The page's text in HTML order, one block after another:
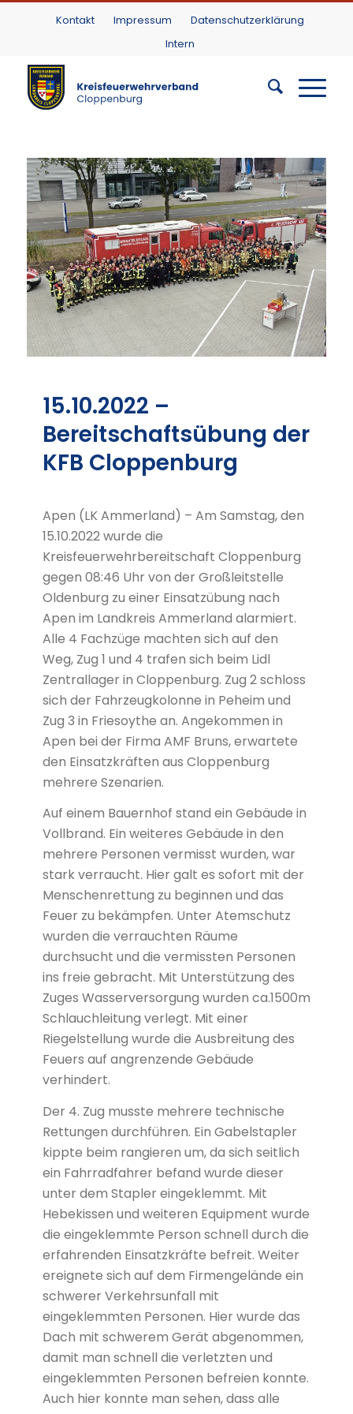
Kontakt Impressum
Datenschutzerklärung
Intern
15.10.2022 –
Bereitschaftsübung der
KFB Cloppenburg
Apen (LK Ammerland) – Am Samstag, den
15.10.2022 wurde die
Kreisfeuerwehrbereitschaft Cloppenburg
gegen 08:46 Uhr von der Großleitstelle
Oldenburg zu einer Einsatzübung nach
Apen im Landkreis Ammerland alarmiert.
Alle 4 Fachzüge machten sich auf den
Weg, Zug 1 und 4 trafen sich beim Lidl
Zentrallager in Cloppenburg. Zug 2 schloss
sich der Fahrzeugkolonne in Peheim und
Zug 3 in Friesoythe an. Angekommen in
Apen bei der Firma AMF Bruns, erwartete
den Einsatzkräften aus Cloppenburg
mehrere Szenarien.
Auf einem Bauernhof stand ein Gebäude in
Vollbrand. Ein weiteres Gebäude in den
mehrere Personen vermisst wurden, war
stark verraucht. Hier galt es sofort mit der
Menschenrettung zu beginnen und das
Feuer zu bekämpfen. Unter Atemschutz
wurden die verrauchten Räume
durchsucht und die vermissten Personen
ins freie gebracht. Mit Unterstützung des
Zuges Wasserversorgung wurden ca.1500m
Schlauchleitung verlegt. Mit einer
Riegelstellung wurde die Ausbreitung des
Feuers auf angrenzende Gebäude
verhindert.
Der 4. Zug musste mehrere technische
Rettungen durchführen. Ein Gabelstapler
kippte beim rangieren um, da sich seitlich
ein Fahrradfahrer befand wurde dieser
unter dem Stapler eingeklemmt. Mit
Hebekissen und weiteren Equipment wurde
die eingeklemmte Person schnell durch die
erfahrenden Einsatzkräfte befreit. Weiter
ereignete sich auf dem Firmengelände ein
schwerer Verkehrsunfall mit
eingeklemmten Personen. Hier wurde das
Dach mit schwerem Gerät abgenommen,
damit man schnell die verletzten und
eingeklemmten Personen befreien konnte.
Auch hier konnte man sehen, dass alle